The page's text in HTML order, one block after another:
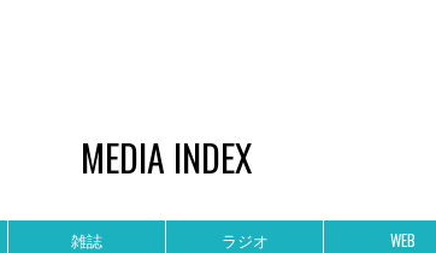
MEDIA INDEX
雑誌 ラジオ WEB